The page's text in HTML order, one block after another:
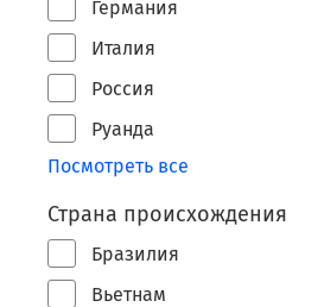
Германия
Италия
Россия
Руанда
Посмотреть все
Страна происхождения
Бразилия
Вьетнам